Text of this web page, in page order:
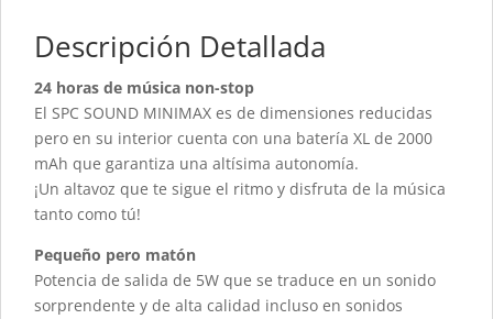
Descripción Detallada
24 horas de música non-stop
El SPC SOUND MINIMAX es de dimensiones reducidas
pero en su interior cuenta con una batería XL de 2000
mAh que garantiza una altísima autonomía.
¡Un altavoz que te sigue el ritmo y disfruta de la música
tanto como tú!
Pequeño pero matón
Potencia de salida de 5W que se traduce en un sonido
sorprendente y de alta calidad incluso en sonidos